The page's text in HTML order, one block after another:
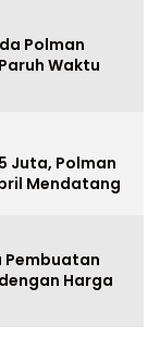
Polman
Waktu
Juta, Polman
Mendatang
Pembuatan
Harga